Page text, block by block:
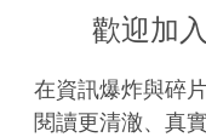
歡迎加
在資訊爆炸與碎
閱讀更清澈、真